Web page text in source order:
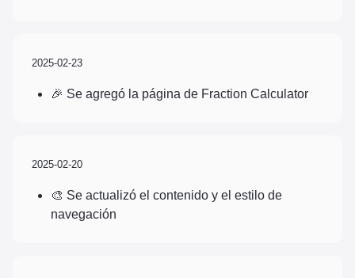
2025-02-23
🎉 Se agregó la página de Fraction Calculator
2025-02-20
🎨 Se actualizó el contenido y el estilo de
navegación